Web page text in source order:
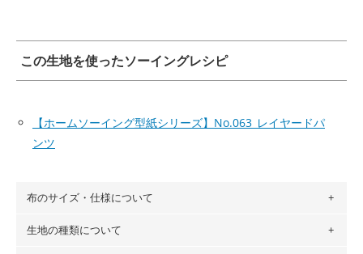
この生地を使ったソーイングレシピ
【ホームソーイング型紙シリーズ】No.063_レイヤードパ
ンツ
布のサイズ・仕様について
布の長さは50cm単位での販売になります。
生地の種類について